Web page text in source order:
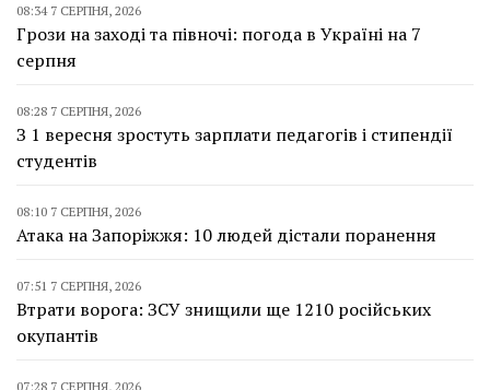
08:34 7 СЕРПНЯ, 2026
Грози на заході та півночі: погода в Україні на 7
серпня
08:28 7 СЕРПНЯ, 2026
З 1 вересня зростуть зарплати педагогів і стипендії
студентів
08:10 7 СЕРПНЯ, 2026
Атака на Запоріжжя: 10 людей дістали поранення
07:51 7 СЕРПНЯ, 2026
Втрати ворога: ЗСУ знищили ще 1210 російських
окупантів
07:28 7 СЕРПНЯ, 2026